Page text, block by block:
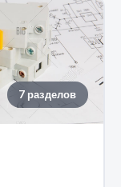
7 разделов